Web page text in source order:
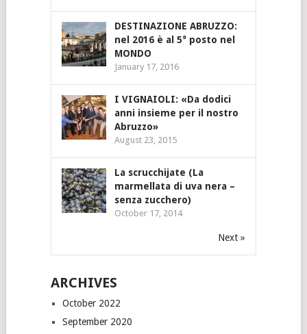
DESTINAZIONE ABRUZZO:
nel 2016 è al 5° posto nel
MONDO
January 17, 2016
I VIGNAIOLI: «Da dodici
anni insieme per il nostro
Abruzzo»
August 23, 2015
La scrucchijate (La
marmellata di uva nera –
senza zucchero)
October 17, 2014
Next »
ARCHIVES
October 2022
September 2020